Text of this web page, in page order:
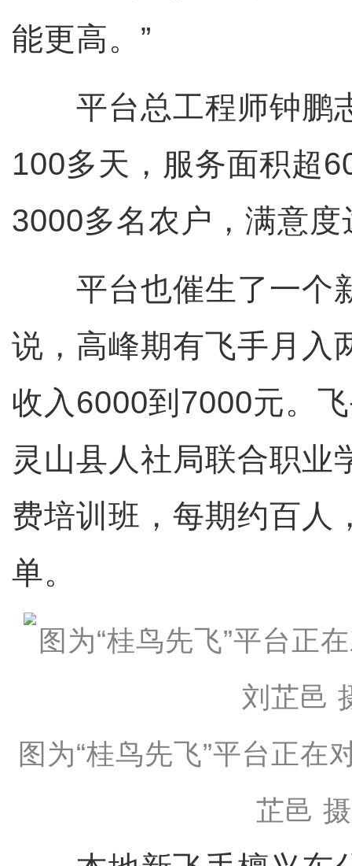
能更高。”
平台总工程师钟鹏
100多天，服务面积超
3000多名农户，满意度
平台也催生了一个
说，高峰期有飞手月入
收入6000到7000元。
灵山县人社局联合职业
费培训班，每期约百人
单。
图为“桂鸟先飞”平台正在
芷邑 摄